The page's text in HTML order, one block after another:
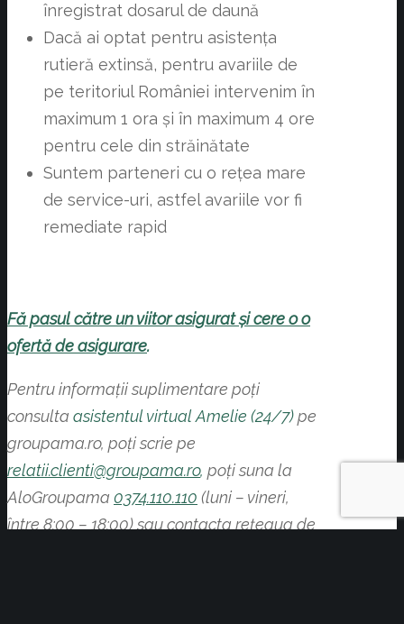
înregistrat dosarul de daună
Dacă ai optat pentru asistența
rutieră extinsă, pentru avariile de
pe teritoriul României intervenim în
maximum 1 ora și în maximum 4 ore
pentru cele din străinătate
Suntem parteneri cu o rețea mare
de service-uri, astfel avariile vor fi
remediate rapid
Fă pasul către un viitor asigurat și cere o o
ofertă de asigurare.
Pentru informaţii suplimentare poți
consulta asistentul virtual Amelie (24/7)pe
groupama.ro, poţi scrie pe
relatii.clienti@groupama.ro, poți suna la
AloGroupama 0374.110.110 (luni – vineri,
între 8:00 – 18:00) sau contacta reţeaua de